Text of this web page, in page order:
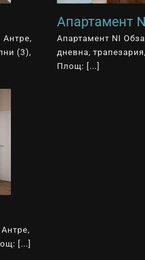
Антре,
(3),
Апартамент
Апартамент NI
дневна,
Площ: [...]
[...]